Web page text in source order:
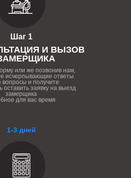
1-3 дней
Шаг 1
И ВЫЗОВ
или же позвонив нам,
исчерпывающие ответы
вопросы и получите
оставить заявку на выезд
замерщика
для вас время